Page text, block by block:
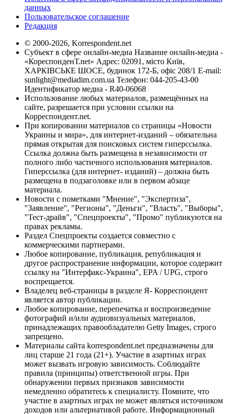
данных
Пользовательское соглашение
Редакция
© 2000-2026, Korrespondent.net
Субъект в сфере онлайн-медиа Название онлайн-медиа -
«КореспонденТ.net» Адрес: 02091, місто Київ,
ХАРКІВСЬКЕ ШОСЕ, будинок 172-Б, офіс 208/1 E-mail:
sunlight@mediadim.com.ua Телефон: 044-205-43-00
Идентификатор медиа - R40-06068
Использование любых материалов, размещённых на
сайте, разрешается при условии ссылки на
Корреспондент.net.
При копировании материалов со страницы «Новости
Украины и мира», для интернет-изданий – обязательна
прямая открытая для поисковых систем гиперссылка.
Ссылка должна быть размещена в независимости от
полного либо частичного использования материалов.
Гиперссылка (для интернет- изданий) – должна быть
размещена в подзаголовке или в первом абзаце
материала.
Новости с пометками "Мнение", "Экспертиза",
"Заявление", "Регионы", "Деньги", "Власть", "Выборы",
"Тест-драйв", "Спецпроекты", "Промо" публикуются на
правах рекламы.
Раздел Спецпроекты создается совместно с
коммерческими партнерами.
Любое копирование, публикация, републикация и
другое распространение информации, которое содержит
ссылку на "Интерфакс-Украина", EPA / UPG, строго
воспрещается.
Владелец веб-страницы в разделе Я- Корреспондент
является автор публикации.
Любое копирование, перепечатка и воспроизведение
фотографий и/или аудиовизуальных материалов,
принадлежащих правообладателю Getty Images, строго
запрещено.
Материалы сайта korrespondent.net предназначены для
лиц старше 21 года (21+). Участие в азартных играх
может вызвать игровую зависимость. Соблюдайте
правила (принципы) ответственной игры. При
обнаружении первых признаков зависимости
немедленно обратитесь к специалисту. Помните, что
участие в азартных играх не может являться источником
доходов или альтернативой работе. Информационный